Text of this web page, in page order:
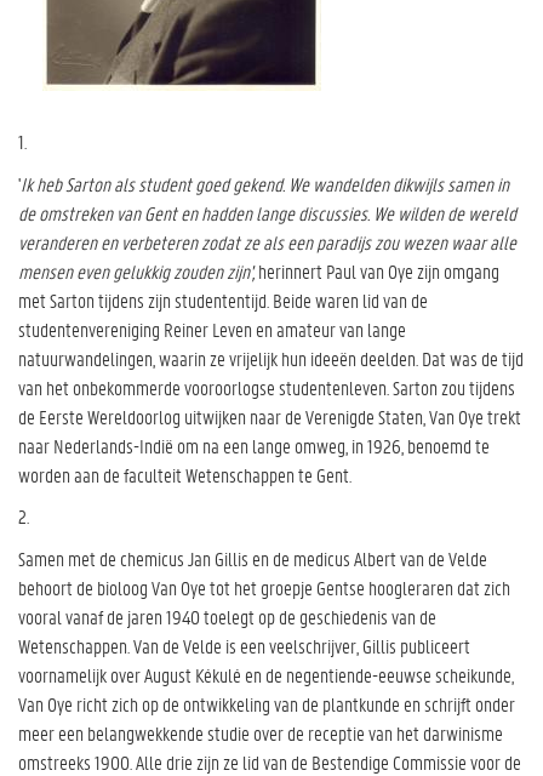
1.
'Ik heb Sarton als student goed gekend. We wandelden dikwijls samen in
de omstreken van Gent en hadden lange discussies. We wilden de wereld
veranderen en verbeteren zodat ze als een paradijs zou wezen waar alle
mensen even gelukkig zouden zijn',herinnert Paul van Oye zijn omgang
met Sarton tijdens zijn studententijd. Beide waren lid van de
studentenvereniging Reiner Leven en amateur van lange
natuurwandelingen, waarin ze vrijelijk hun ideeën deelden. Dat was de tijd
van het onbekommerde vooroorlogse studentenleven. Sarton zou tijdens
de Eerste Wereldoorlog uitwijken naar de Verenigde Staten, Van Oye trekt
naar Nederlands-Indië om na een lange omweg, in 1926, benoemd te
worden aan de faculteit Wetenschappen te Gent.
2.
Samen met de chemicus Jan Gillis en de medicus Albert van de Velde
behoort de bioloog Van Oye tot het groepje Gentse hoogleraren dat zich
vooral vanaf de jaren 1940 toelegt op de geschiedenis van de
Wetenschappen. Van de Velde is een veelschrijver, Gillis publiceert
voornamelijk over August Kékulé en de negentiende-eeuwse scheikunde,
Van Oye richt zich op de ontwikkeling van de plantkunde en schrijft onder
meer een belangwekkende studie over de receptie van het darwinisme
omstreeks 1900. Alle drie zijn ze lid van de Bestendige Commissie voor de